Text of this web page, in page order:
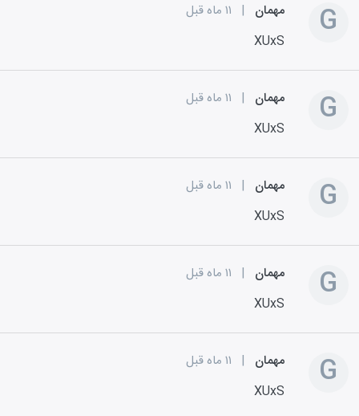
G مهمان | ۱۱ ماه قبل
XUxS
G مهمان | ۱۱ ماه قبل
XUxS
G مهمان | ۱۱ ماه قبل
XUxS
G مهمان | ۱۱ ماه قبل
XUxS
G مهمان | ۱۱ ماه قبل
XUxS